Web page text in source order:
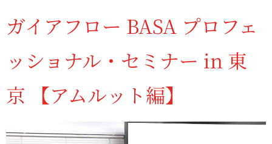
ガイアフロー BASA プロフェ
ッショナル・セミナー in 東
京 【アムルット編】